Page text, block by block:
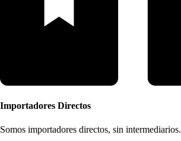
Importadores Directos
Somos importadores directos, sin intermediarios.